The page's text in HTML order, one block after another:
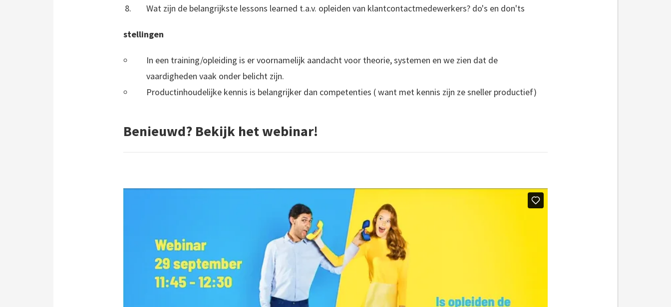
Wat zijn de belangrijkste lessons learned t.a.v. opleiden van klantcontactmedewerkers? do's en don'ts
stellingen
In een training/opleiding is er voornamelijk aandacht voor theorie, systemen en we zien dat de
vaardigheden vaak onder belicht zijn.
Productinhoudelijke kennis is belangrijker dan competenties ( want met kennis zijn ze sneller productief)
Benieuwd? Bekijk het webinar!